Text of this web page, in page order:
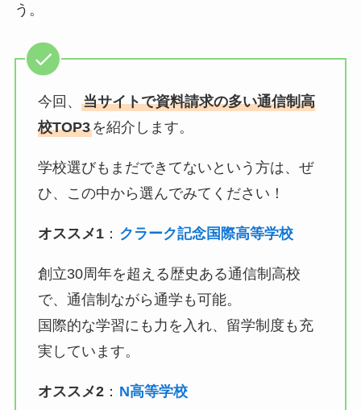
う。
今回、 当サイトで資料請求の多い通信制高
校TOP3を紹介します。
学校選びもまだできてないという方は、ぜ
ひ、この中から選んでみてください！
オススメ1： クラーク記念国際高等学校
創立30周年を超える歴史ある通信制高校
で、通信制ながら通学も可能。
国際的な学習にも力を入れ、留学制度も充
実しています。
オススメ2： N高等学校